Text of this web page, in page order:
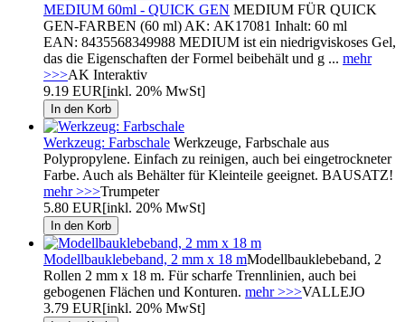
MEDIUM 60ml - QUICK GEN MEDIUM FÜR QUICK
GEN-FARBEN (60 ml) AK: AK17081 Inhalt: 60 ml
EAN: 8435568349988 MEDIUM ist ein niedrigviskoses Gel,
das die Eigenschaften der Formel beibehält und g ... mehr
>>>AK Interaktiv
9.19 EUR[inkl. 20% MwSt]
Werkzeug: Farbschale Werkzeuge, Farbschale aus
Polypropylene. Einfach zu reinigen, auch bei eingetrockneter
Farbe. Auch als Behälter für Kleinteile geeignet. BAUSATZ!
mehr >>>Trumpeter
5.80 EUR[inkl. 20% MwSt]
Modellbauklebeband, 2 mm x 18 mModellbauklebeband, 2
Rollen 2 mm x 18 m. Für scharfe Trennlinien, auch bei
gebogenen Flächen und Konturen. mehr >>>VALLEJO
3.79 EUR[inkl. 20% MwSt]